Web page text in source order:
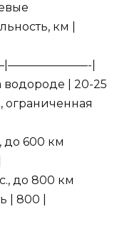
км |
|
водороде | 20-25
ограниченная
до 600 км
до 800 км
| 800 |